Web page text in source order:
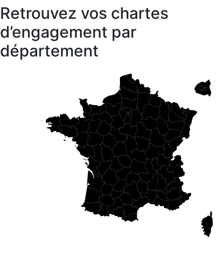
Retrouvez vos chartes
d’engagement par
département